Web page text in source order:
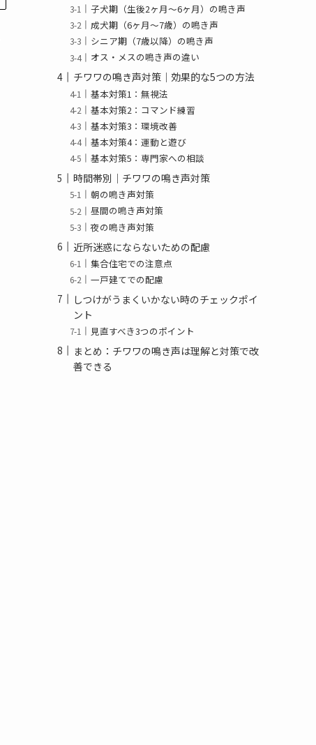
子犬期（生後2ヶ月〜6ヶ月）の鳴き声
成犬期（6ヶ月〜7歳）の鳴き声
シニア期（7歳以降）の鳴き声
オス・メスの鳴き声の違い
チワワの鳴き声対策｜効果的な5つの方法
基本対策1：無視法
基本対策2：コマンド練習
基本対策3：環境改善
基本対策4：運動と遊び
基本対策5：専門家への相談
時間帯別｜チワワの鳴き声対策
朝の鳴き声対策
昼間の鳴き声対策
夜の鳴き声対策
近所迷惑にならないための配慮
集合住宅での注意点
一戸建てでの配慮
しつけがうまくいかない時のチェックポイ
ント
見直すべき3つのポイント
まとめ：チワワの鳴き声は理解と対策で改
善できる